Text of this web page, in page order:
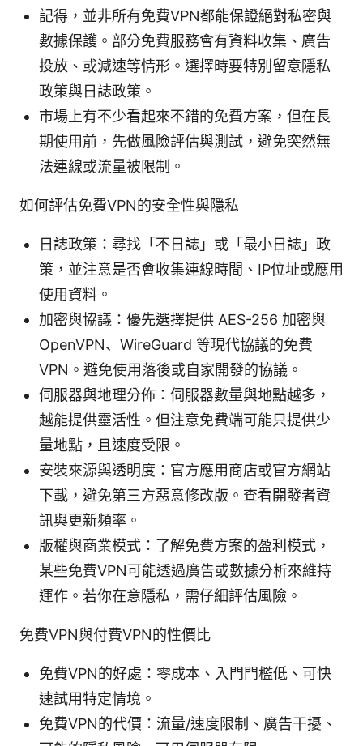
記得，並非所有免費VPN都能保證絕對私密與
數據保護。部分免費服務會有資料收集、廣告
投放、或減速等情形。選擇時要特別留意隱私
政策與日誌政策。
市場上有不少看起來不錯的免費方案，但在長
期使用前，先做風險評估與測試，避免突然無
法連線或流量被限制。
如何評估免費VPN的安全性與隱私
日誌政策：尋找「不日誌」或「最小日誌」政
策，並注意是否會收集連線時間、IP位址或應用
使用資料。
加密與協議：優先選擇提供 AES-256 加密與
OpenVPN、WireGuard 等現代協議的免費
VPN。避免使用落後或自家開發的協議。
伺服器與地理分佈：伺服器數量與地點越多，
越能提供靈活性。但注意免費端可能只提供少
量地點，且速度受限。
安裝來源與透明度：官方應用商店或官方網站
下載，避免第三方惡意修改版。查看開發者資
訊與更新頻率。
版權與商業模式：了解免費方案的盈利模式，
某些免費VPN可能透過廣告或數據分析來維持
運作。若你在意隱私，需仔細評估風險。
免費VPN與付費VPN的性價比
免費VPN的好處：零成本、入門門檻低、可快
速試用特定情境。
免費VPN的代價：流量/速度限制、廣告干擾、